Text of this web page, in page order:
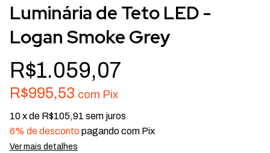
Luminária de Teto LED -
Logan Smoke Grey
R$1.059,07
R$995,53 com Pix
10x de R$105,91 sem juros
6% de descontopagando com Pix
Ver mais detalhes